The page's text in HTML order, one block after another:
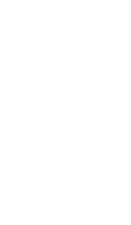
sigue aquejado
no es de
centrocampista.
las vueltas de
convocatorias con
https://